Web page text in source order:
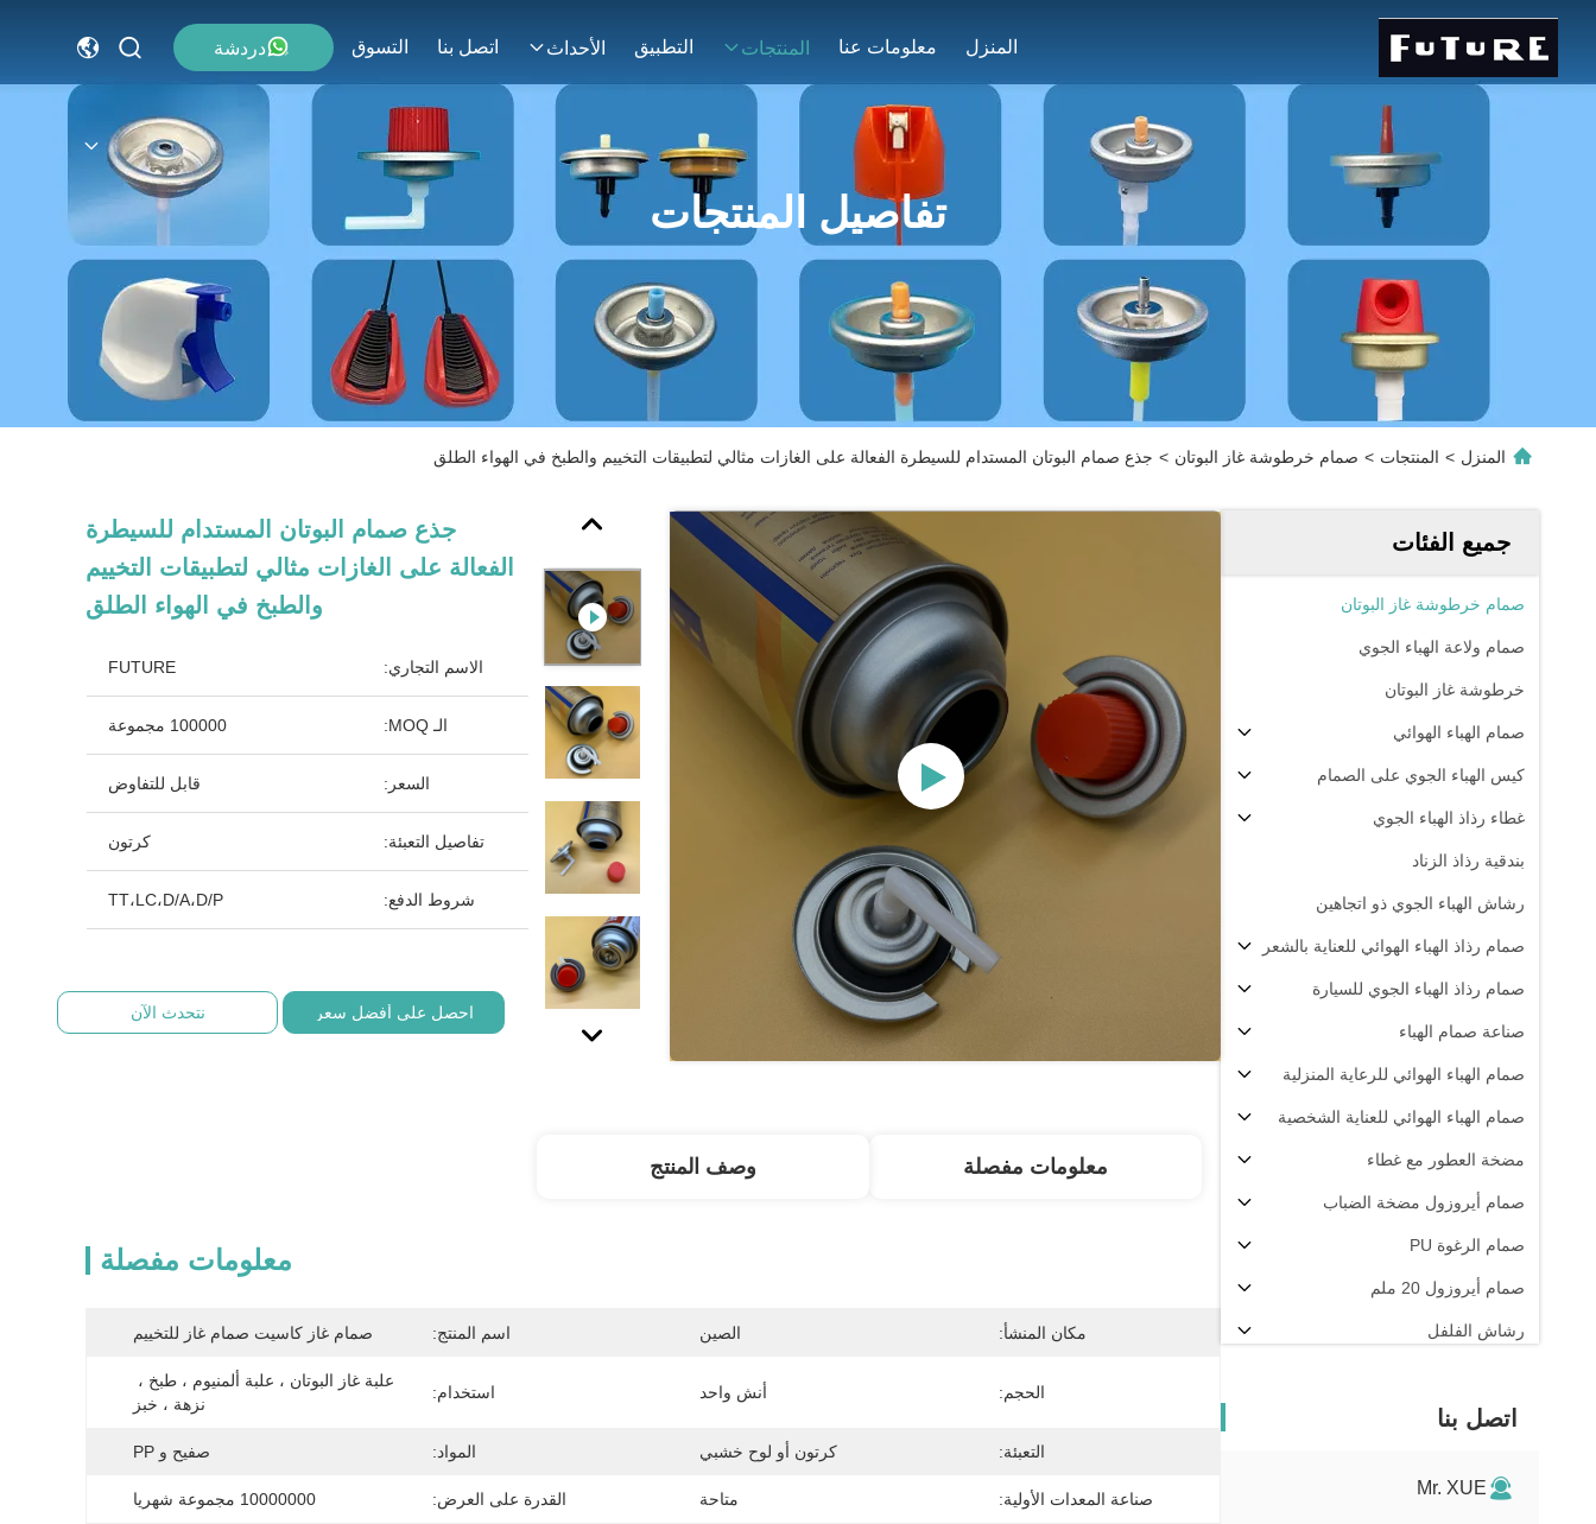
المنزل معلومات عنا المنتجات التطبيق الأحداث اتصل بنا التسوق دردشة
تفاصيل المنتجات
المنزل > المنتجات > صمام خرطوشة غاز البوتان > جذع صمام البوتان المستدام للسيطرة الفعالة على الغازات مثالي لتطبيقات التخييم والطبخ في الهواء الطلق
جميع الفئات
صمام خرطوشة غاز البوتان
صمام ولاعة الهباء الجوي
خرطوشة غاز البوتان
صمام الهباء الهوائي
كيس الهباء الجوي على الصمام
غطاء رذاذ الهباء الجوي
بندقية رذاذ الزناد
رشاش الهباء الجوي ذو اتجاهين
صمام رذاذ الهباء الهوائي للعناية بالشعر
صمام رذاذ الهباء الجوي للسيارة
صناعة صمام الهباء
صمام الهباء الهوائي للرعاية المنزلية
صمام الهباء الهوائي للعناية الشخصية
مضخة العطور مع غطاء
صمام أيروزول مضخة الضباب
صمام الرغوة PU
صمام أيروزول 20 ملم
رشاش الفلفل
اتصل بنا
Mr. XUE
جذع صمام البوتان المستدام للسيطرة
الفعالة على الغازات مثالي لتطبيقات التخييم
والطبخ في الهواء الطلق
الاسم التجاري: FUTURE
الـ MOQ: 100000 مجموعة
السعر: قابل للتفاوض
تفاصيل التعبئة: كرتون
شروط الدفع: TT،LC،D/A،D/P
احصل على أفضل سعر نتحدث الآن
معلومات مفصلة وصف المنتج
معلومات مفصلة
مكان المنشأ: الصين اسم المنتج: صمام غاز كاسيت صمام غاز للتخييم
الحجم: أنش واحد استخدام:
نزهة ، خبز
التعبئة: كرتون أو لوح خشبي المواد: صفيح و PP
صناعة المعدات الأولية: متاحة القدرة على العرض: 10000000 مجموعة شهريا